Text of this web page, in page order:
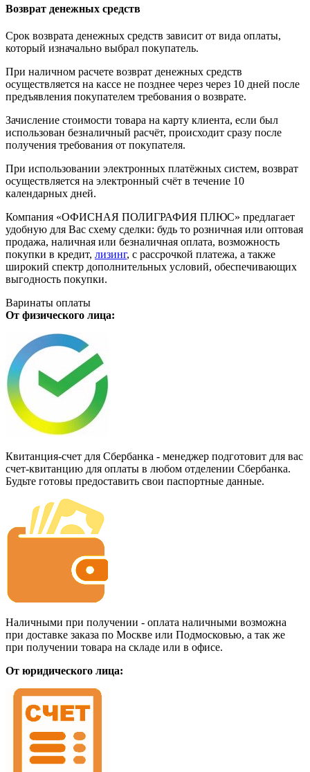
Возврат денежных средств
Срок возврата денежных средств зависит от вида оплаты,
который изначально выбрал покупатель.
При наличном расчете возврат денежных средств
осуществляется на кассе не позднее через через 10 дней после
предъявления покупателем требования о возврате.
Зачисление стоимости товара на карту клиента, если был
использован безналичный расчёт, происходит сразу после
получения требования от покупателя.
При использовании электронных платёжных систем, возврат
осуществляется на электронный счёт в течение 10
календарных дней.
Компания «ОФИСНАЯ ПОЛИГРАФИЯ ПЛЮС» предлагает
удобную для Вас схему сделки: будь то розничная или оптовая
продажа, наличная или безналичная оплата, возможность
покупки в кредит, лизинг, с рассрочкой платежа, а также
широкий спектр дополнительных условий, обеспечивающих
выгодность покупки.
Варинаты оплаты
От физического лица:
Квитанция-счет для Сбербанка - менеджер подготовит для вас
счет-квитанцию для оплаты в любом отделении Сбербанка.
Будьте готовы предоставить свои паспортные данные.
Наличными при получении - оплата наличными возможна
при доставке заказа по Москве или Подмосковью, а так же
при получении товара на складе или в офисе.
От юридического лица: